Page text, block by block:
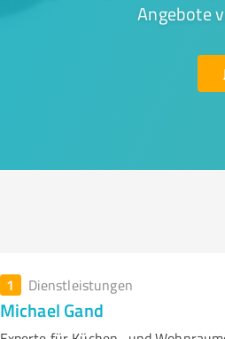
Angebote
1 Dienstleistungen
Michael Gand